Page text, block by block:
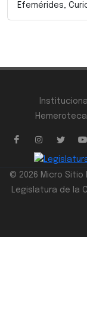
Efemérides,
Institucional
Hemeroteca
© 2026 Micro Sitio
Legislatura de la